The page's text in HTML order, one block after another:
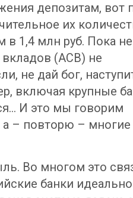
депозитам, вот
их
в 1,4 млн руб. Пока не
(АСВ) не
не дай бог,
включая крупные
И это мы говорим
а – повторю – многие
Во многом это
банки идеально